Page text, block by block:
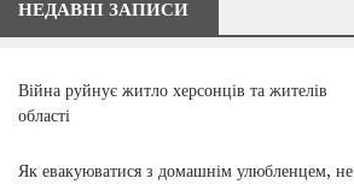
НЕДАВНІ ЗАПИСИ
Війна руйнує житло херсонців та жителів
області
Як евакуюватися з домашнім улюбленцем, не